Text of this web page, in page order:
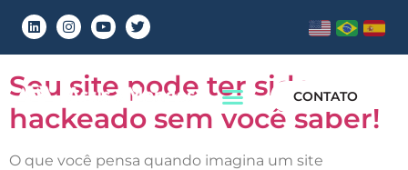
CONTATO
Tag:site hackeado
Seu site pode ter sido
hackeado sem você saber!
O que você pensa quando imagina um site